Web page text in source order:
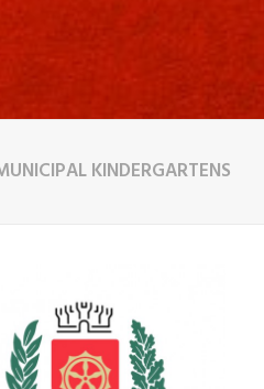
KINDERGARTENS